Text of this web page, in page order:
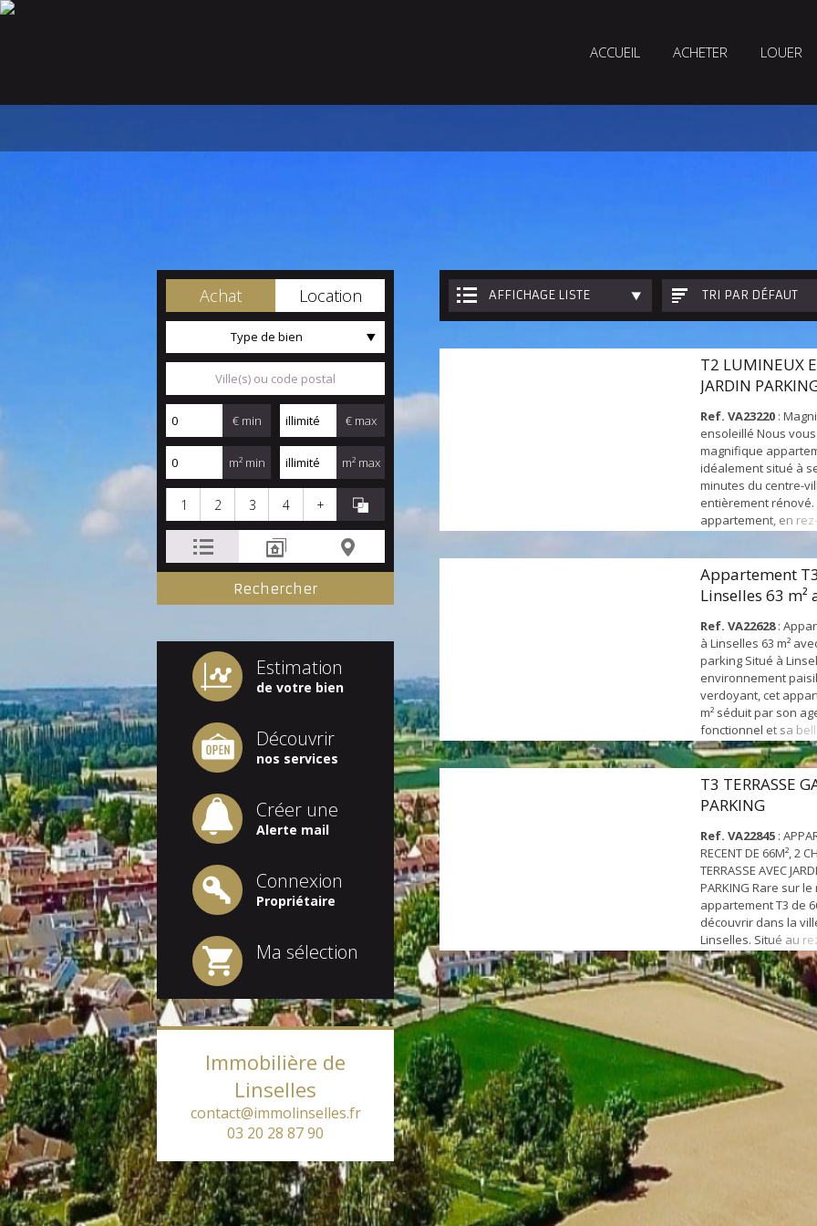
ACCUEIL ACHETER LOUER
Achat Location
Type de bien
€ min € max
m² min m² max
1 2 3 4 +
Estimation
de votre bien
Découvrir
nos services
Créer une
Alerte mail
Connexion
Propriétaire
Ma sélection
Immobilière de
Linselles
contact@immolinselles.fr
03 20 28 87 90
AFFICHAGE LISTE TRI PAR DÉFAUT
T2 LUMINEUX
JARDIN
Ref. VA23220 :
ensoleillé Nous
magnifique
idéalement situé à
minutes du centre-
entièrement rénové.
appartement, en rez-
optimal grâce à son
sud, garantissant
naturelle tout au
Disposition : Entrée
un salon
Appartement
Linselles 63 m²
et pa...
Ref. VA22628:
à Linselles 63 m²
parking Situé à
environnement
verdoyant, cet
m² séduit par son
fonctionnel et sa
2ᵉ étage d’une
trois niveaux, il offre
agréable, à
établissements
commodités et avec
T3 TERRASSE
PARKING
Ref. VA22845 :
RECENT DE 66M², 2
TERRASSE AVEC
PARKING Rare sur
appartement T3 de
découvrir dans la
Linselles. Situé au
d’une résidence
standing, dans un
combine confort
extérieur grâce à
jardin orienté Sud.